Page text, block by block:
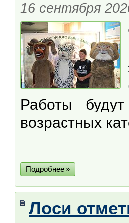
16 сентября
Работы
возрастных
Подробнее »
Лоси